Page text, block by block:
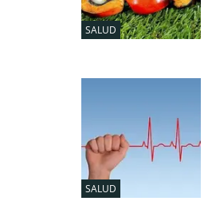
SALUD
SALUD